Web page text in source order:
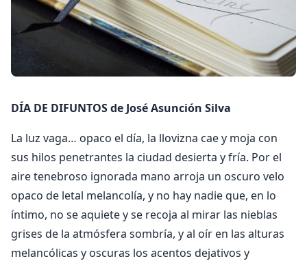
DÍA DE DIFUNTOS de José Asunción Silva
La luz vaga… opaco el día, la llovizna cae y moja con
sus hilos penetrantes la ciudad desierta y fría. Por el
aire tenebroso ignorada mano arroja un oscuro velo
opaco de letal melancolía, y no hay nadie que, en lo
íntimo, no se aquiete y se recoja al mirar las nieblas
grises de la atmósfera sombría, y al oír en las alturas
melancólicas y oscuras los acentos dejativos y